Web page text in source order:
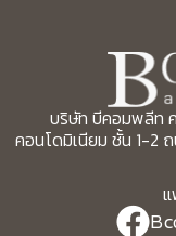
บริษัท บีคอมพลีท
คอนโดมิเนียม ชั้น 1-2